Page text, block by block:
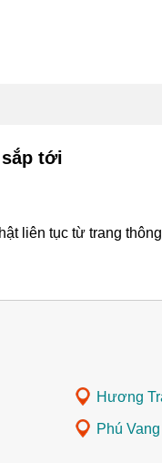
tới
liên tục từ trang
Hương
Phú Vang